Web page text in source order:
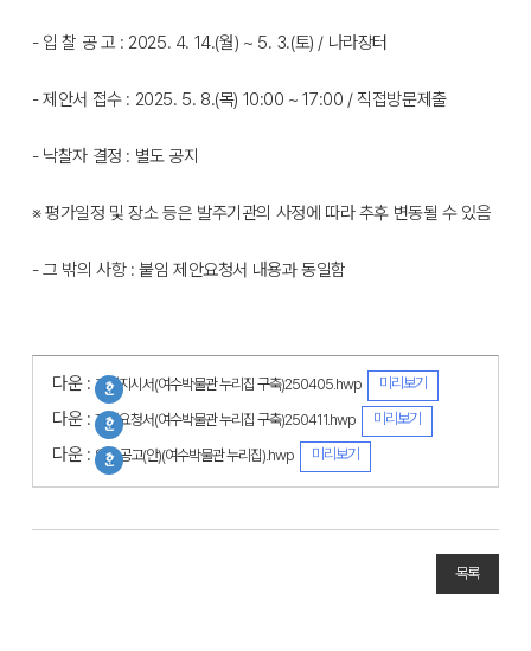
- 입 찰 공 고 : 2025. 4. 14.(월) ~ 5. 3.(토) / 나라장터
- 제안서 접수 : 2025. 5. 8.(목) 10:00 ~ 17:00 / 직접방문제출
- 낙찰자 결정 : 별도 공지
※ 평가일정 및 장소 등은 발주기관의 사정에 따라 추후 변동될 수 있음
- 그 밖의 사항 : 붙임 제안요청서 내용과 동일함
다운 : 과업지시서(여수박물관 누리집 구축)250405.hwp 미리보기
다운 : 제안요청서(여수박물관 누리집 구축)250411.hwp 미리보기
다운 : 입찰공고(안)(여수박물관 누리집).hwp 미리보기
목록